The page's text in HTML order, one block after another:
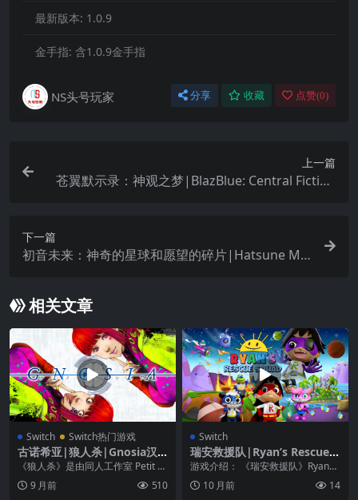
最新版本: 1.0.9
金手指: 含1.0.9金手指
NS头号玩家 分享 收藏 点赞(0)
上一篇
苍翼默示录：神观之梦|BlazBlue: Central Fiction
下一篇
初音未来：神奇的星球和愿望的碎片|Hatsune Mik
hes
相关文章
Switch Switch热门游戏
古诺希亚|狼人杀|Gnosia汉
化
《狼人杀》是由同人工作室 Petit D
epotto 所推出的一款狼人杀推理类
游...9 月前 510
Switch
瑞安救援队|Ryan’s Rescue S
quad
游戏介绍： 《瑞安救援队》Ryan
的朋友们被邪恶的黑暗泰坦、Robo
Comb...
10 月前 14